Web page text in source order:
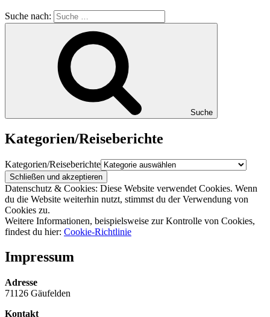
Suche nach:
Suche
Kategorien/Reiseberichte
Kategorien/Reiseberichte
Datenschutz & Cookies: Diese Website verwendet Cookies. Wenn
du die Website weiterhin nutzt, stimmst du der Verwendung von
Cookies zu.
Weitere Informationen, beispielsweise zur Kontrolle von Cookies,
findest du hier: Cookie-Richtlinie
Impressum
Adresse
71126 Gäufelden
Kontakt